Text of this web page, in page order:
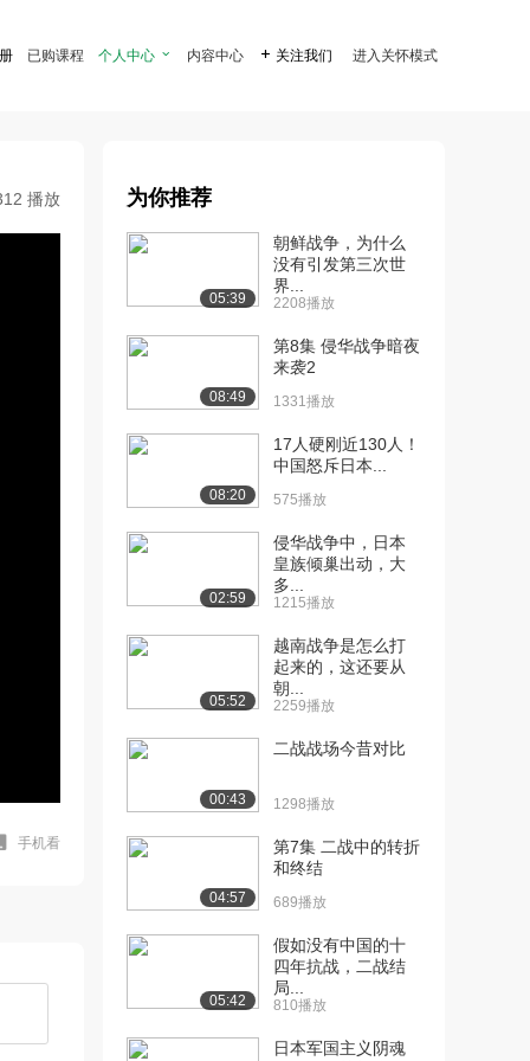
已购课程 个人中心  内容中心  关注我们 进入关怀模式
播放
手机看
为你推荐
05:39
朝鲜战争，为什么
没有引发第三次世
界...
2208播放
08:49
第8集 侵华战争暗夜
来袭2
1331播放
08:20
17人硬刚近130人！
中国怒斥日本...
575播放
02:59
侵华战争中，日本
皇族倾巢出动，大
多...
1215播放
05:52
越南战争是怎么打
起来的，这还要从
朝...
2259播放
00:43
二战战场今昔对比
1298播放
04:57
第7集 二战中的转折
和终结
689播放
05:42
假如没有中国的十
四年抗战，二战结
局...
810播放
日本军国主义阴魂